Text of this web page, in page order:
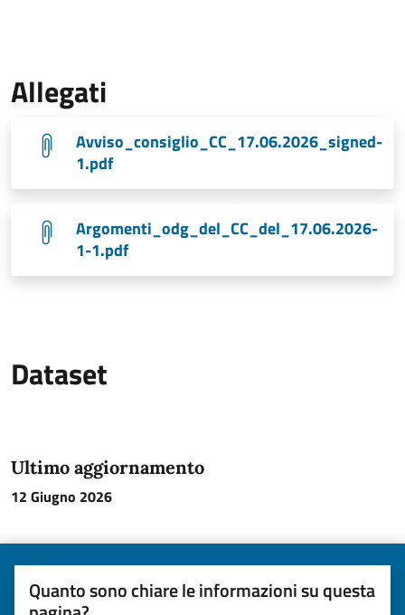
Allegati
Avviso_consiglio_CC_17.06.2026_signed-
1.pdf
Argomenti_odg_del_CC_del_17.06.2026-
1-1.pdf
Dataset
Ultimo aggiornamento
12 Giugno 2026
Quanto sono chiare le informazioni su questa